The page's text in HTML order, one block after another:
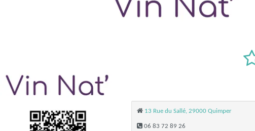
13 Rue du Sallé, 29000 Quimper
06 83 72 89 26